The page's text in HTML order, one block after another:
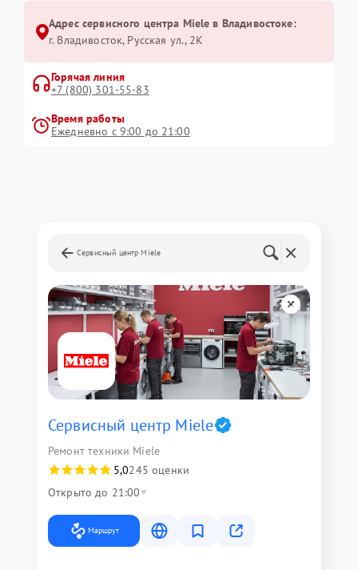
Адрес сервисного центра Miele в Владивостоке:
г. Владивосток, Русская ул., 2К
Горячая линия
+7 (800) 301-55-83
Время работы
Ежедневно с 9:00 до 21:00
Сервисный центр Miele
Сервисный центр Miele
Ремонт техники Miele
5,0245 оценки
Открыто до 21:00
Маршрут